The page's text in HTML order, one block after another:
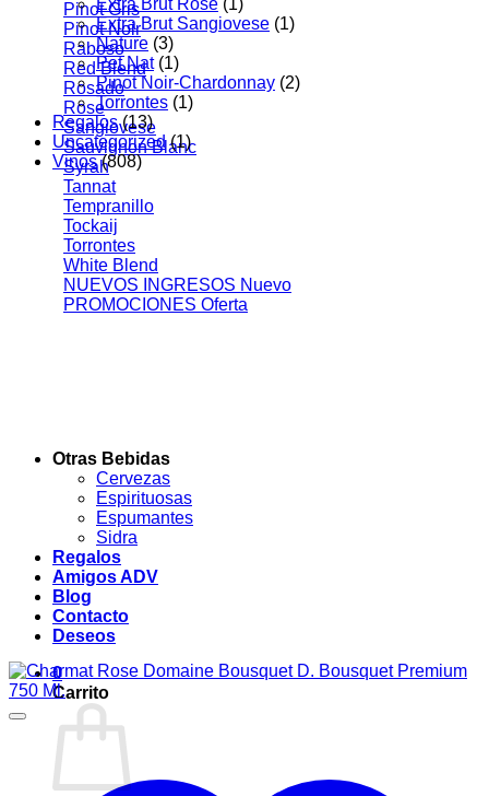
Pinot Gris
Pinot Noir
Raboso
Red Blend
Rosado
Rose
Sangiovese
Sauvignon Blanc
Syrah
Tannat
Tempranillo
Tockaij
Torrontes
White Blend
NUEVOS INGRESOS
PROMOCIONES
Otras Bebidas
Cervezas
Espirituosas
Espumantes
Sidra
Regalos
Amigos ADV
Blog
Contacto
Deseos
0
Carrito
Extra Brut Rose (1)
Extra Brut Sangiovese (1)
Nature (3)
Pet Nat (1)
Pinot Noir-Chardonnay (2)
Torrontes (1)
Regalos (13)
Uncategorized (1)
Vinos (808)